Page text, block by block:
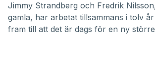
Jimmy Strandberg och Fredrik
gamla, har arbetat tillsammans i tolv
fram till att det är dags för en ny